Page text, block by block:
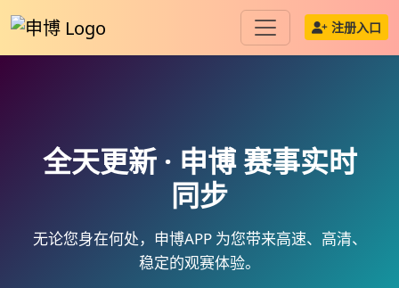
注册入口
全天更新 · 申博赛事实时
同步
无论您身在何处， 申博APP为您带来高速、高清、
稳定的观赛体验。